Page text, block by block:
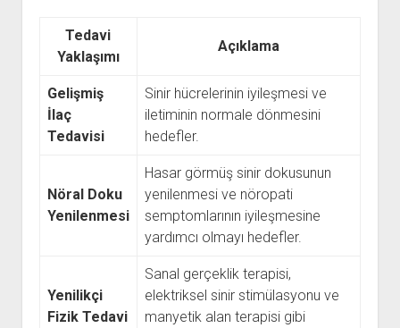
Tedavi
Yaklaşımı
Açıklama
Gelişmiş
İlaç
Tedavisi
Sinir hücrelerinin iyileşmesi ve
iletiminin normale dönmesini
hedefler.
Nöral Doku
Yenilenmesi
Hasar görmüş sinir dokusunun
yenilenmesi ve nöropati
semptomlarının iyileşmesine
yardımcı olmayı hedefler.
Yenilikçi
Fizik Tedavi
Sanal gerçeklik terapisi,
elektriksel sinir stimülasyonu ve
manyetik alan terapisi gibi